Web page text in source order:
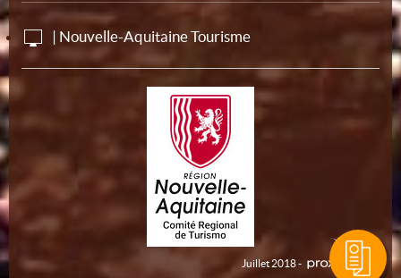
| Nouvelle-Aquitaine Tourisme
Juillet 2018 -